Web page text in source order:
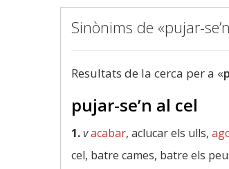
Sinònims de «pujar-
Resultats de la cerca per a «
pujar-se’n al cel
1.vacabar, aclucar els ulls,
cel, batre cames, batre els